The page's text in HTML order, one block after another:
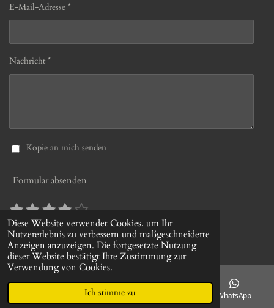
Diese Website verwendet Cookies, um Ihr
Nutzererlebnis zu verbessern und maßgeschneiderte
Anzeigen anzuzeigen. Die fortgesetzte Nutzung
dieser Website bestätigt Ihre Zustimmung zur
Verwendung von Cookies.
Ich stimme zu
E-Mail-Adresse *
Nachricht *
Kopie an mich senden
Formular absenden
B
e
w
e
r
t
u
n
1
S
t
e
r
n
2
S
t
e
r
n
e
3
S
t
e
r
n
e
4
S
t
e
r
n
e
5
S
t
e
r
n
e
B
e
w
e
r
t
n
g
10 Stimmen
© 2022 - 2026 gerds-uhrenshop.de
Telefon WhatsApp